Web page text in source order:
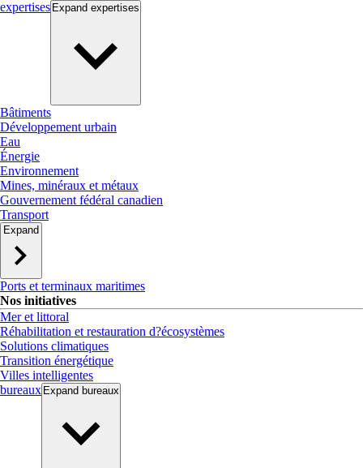
expertises Expand expertises
Bâtiments
Développement urbain
Eau
Énergie
Environnement
Mines, minéraux et métaux
Gouvernement fédéral canadien
Transport
Expand
Ports et terminaux maritimes
Nos initiatives
Mer et littoral
Réhabilitation et restauration d?écosystèmes
Solutions climatiques
Transition énergétique
Villes intelligentes
bureaux Expand bureaux